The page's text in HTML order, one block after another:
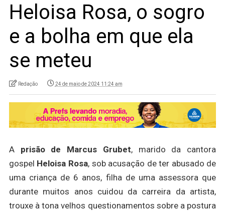
Heloisa Rosa, o sogro
e a bolha em que ela
se meteu
Redação 24 de maio de 2024 11:24 am
A prisão de Marcus Grubet, marido da cantora
gospel Heloisa Rosa, sob acusação de ter abusado de
uma criança de 6 anos, filha de uma assessora que
durante muitos anos cuidou da carreira da artista,
trouxe à tona velhos questionamentos sobre a postura